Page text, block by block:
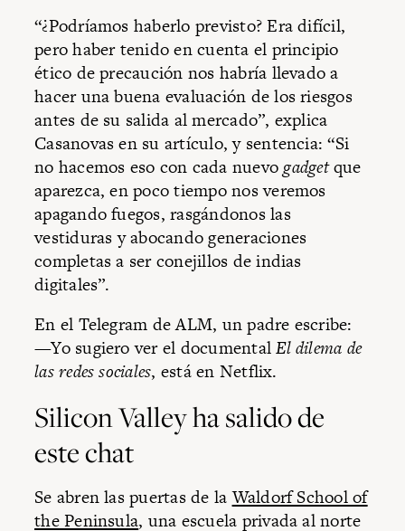
“¿Podríamos haberlo previsto? Era difícil,
pero haber tenido en cuenta el principio
ético de precaución nos habría llevado a
hacer una buena evaluación de los riesgos
antes de su salida al mercado”, explica
Casanovas en su artículo, y sentencia: “Si
no hacemos eso con cada nuevogadgetque
aparezca, en poco tiempo nos veremos
apagando fuegos, rasgándonos las
vestiduras y abocando generaciones
completas a ser conejillos de indias
digitales”.
En el Telegram de ALM, un padre escribe:
—Yo sugiero ver el documentalEl dilema de
las redes sociales, está en Netflix.
Silicon Valley ha salido de
este chat
Se abren las puertas de laWaldorf School of
the Peninsula, una escuela privada al norte